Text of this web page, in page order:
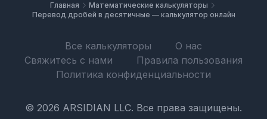
Главная
Математические калькуляторы
Перевод дробей в десятичные — калькулятор онлайн
Все калькуляторы
О нас
Свяжитесь с нами
Правила пользования
Политика конфиденциальности
© 2026 ARSIDIAN LLC. Все права защищены.